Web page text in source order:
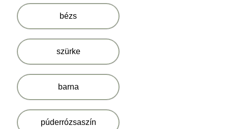
bézs
szürke
barna
púderrózsaszín